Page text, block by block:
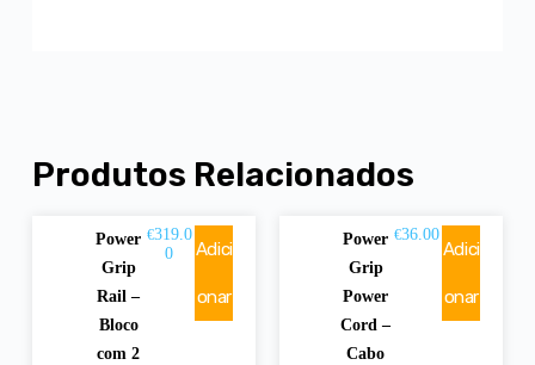
Produtos Relacionados
Power
Grip
Rail –
Bloco
com 2
€319.0
0
Adici
onar
Power
Grip
Power
Cord –
Cabo
€36.00
Adici
onar